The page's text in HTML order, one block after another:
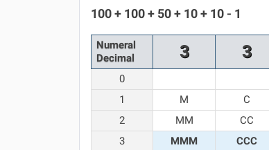
Química
Todos os Exercícios
100 + 100 + 50 + 10 + 10 - 1
Numeral
Decimal
3 3
0
1
M C
2
MM CC
3
MMM CCC